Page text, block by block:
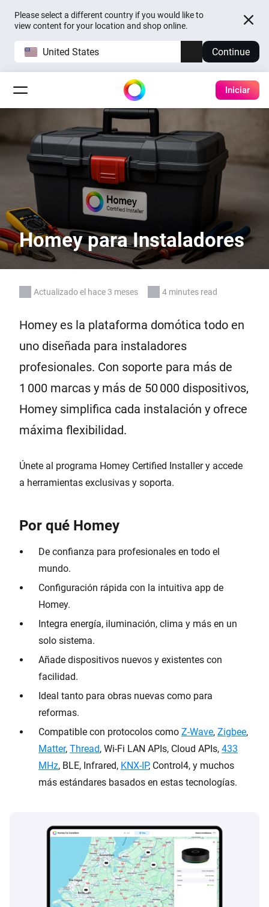
Please select a different country if you would like to
view content for your location and shop online.
United States Continue
Iniciar
Homey para Instaladores
Actualizado el hace 3 meses 4 minutes read
Homey es la plataforma domótica todo en
uno diseñada para instaladores
profesionales. Con soporte para más de
1 000 marcas y más de 50 000 dispositivos,
Homey simplifica cada instalación y ofrece
máxima flexibilidad.
Únete al programa Homey Certified Installer y accede
a herramientas exclusivas y soporta.
Por qué Homey
De confianza para profesionales en todo el
mundo.
Configuración rápida con la intuitiva app de
Homey.
Integra energía, iluminación, clima y más en un
solo sistema.
Añade dispositivos nuevos y existentes con
facilidad.
Ideal tanto para obras nuevas como para
reformas.
Compatible con protocolos como Z-Wave, Zigbee,
Matter, Thread, Wi-Fi LAN APIs, Cloud APIs, 433
MHz, BLE, Infrared, KNX-IP, Control4, y muchos
más estándares basados en estas tecnologías.